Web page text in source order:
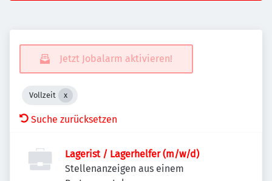
Jetzt Jobalarm aktivieren!
Vollzeit
Suche zurücksetzen
Lagerist / Lagerhelfer (m/w/d)
Stellenanzeigen aus einem